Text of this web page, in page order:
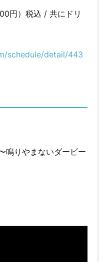
円）税込 / 共にドリ
schedule/detail/443
鳴りやまないダービー